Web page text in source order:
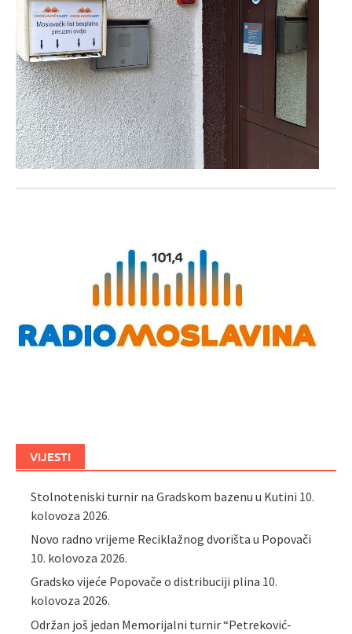
VIJESTI
Stolnoteniski turnir na Gradskom bazenu u Kutini 10.
kolovoza 2026.
Novo radno vrijeme Reciklažnog dvorišta u Popovači
10. kolovoza 2026.
Gradsko vijeće Popovače o distribuciji plina 10.
kolovoza 2026.
Održan još jedan Memorijalni turnir “Petreković-